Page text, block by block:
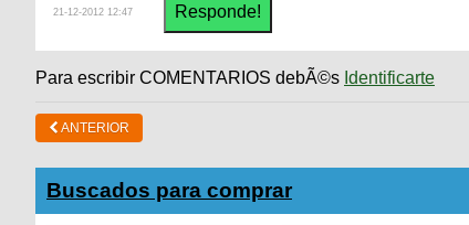
21-12-2012 12:47
Para escribir COMENTARIOS debÃ©s Identificarte
ANTERIOR
Buscados para comprar